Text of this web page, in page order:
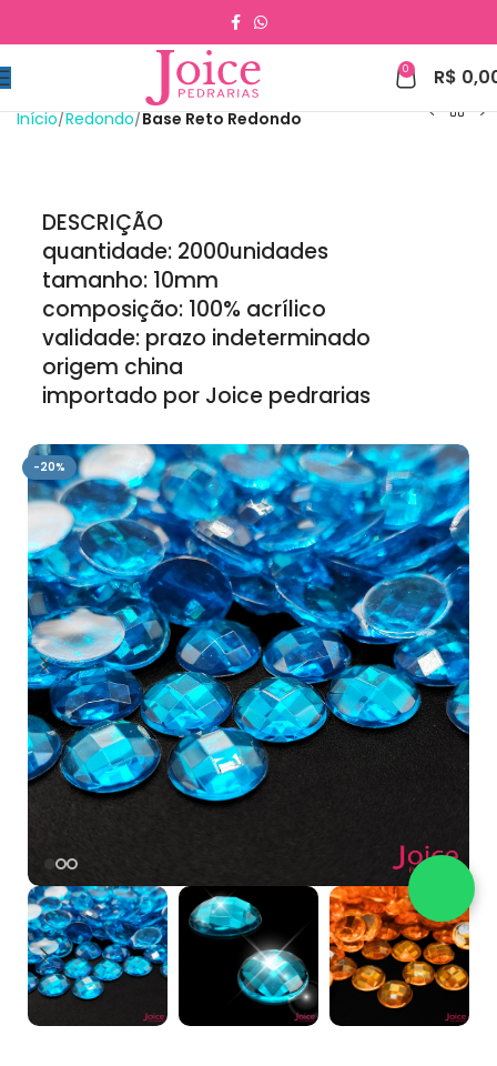
0 R$
Início Redondo Base Reto Redondo
-20%
DESCRIÇÃO
quantidade: 2000unidades
tamanho: 10mm
composição: 100% acrílico
validade: prazo indeterminado
origem china
importado por Joice pedrarias